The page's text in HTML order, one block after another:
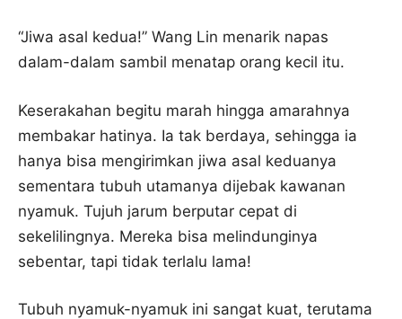
“Jiwa asal kedua!” Wang Lin menarik napas
dalam-dalam sambil menatap orang kecil itu.
Keserakahan begitu marah hingga amarahnya
membakar hatinya. Ia tak berdaya, sehingga ia
hanya bisa mengirimkan jiwa asal keduanya
sementara tubuh utamanya dijebak kawanan
nyamuk. Tujuh jarum berputar cepat di
sekelilingnya. Mereka bisa melindunginya
sebentar, tapi tidak terlalu lama!
Tubuh nyamuk-nyamuk ini sangat kuat, terutama